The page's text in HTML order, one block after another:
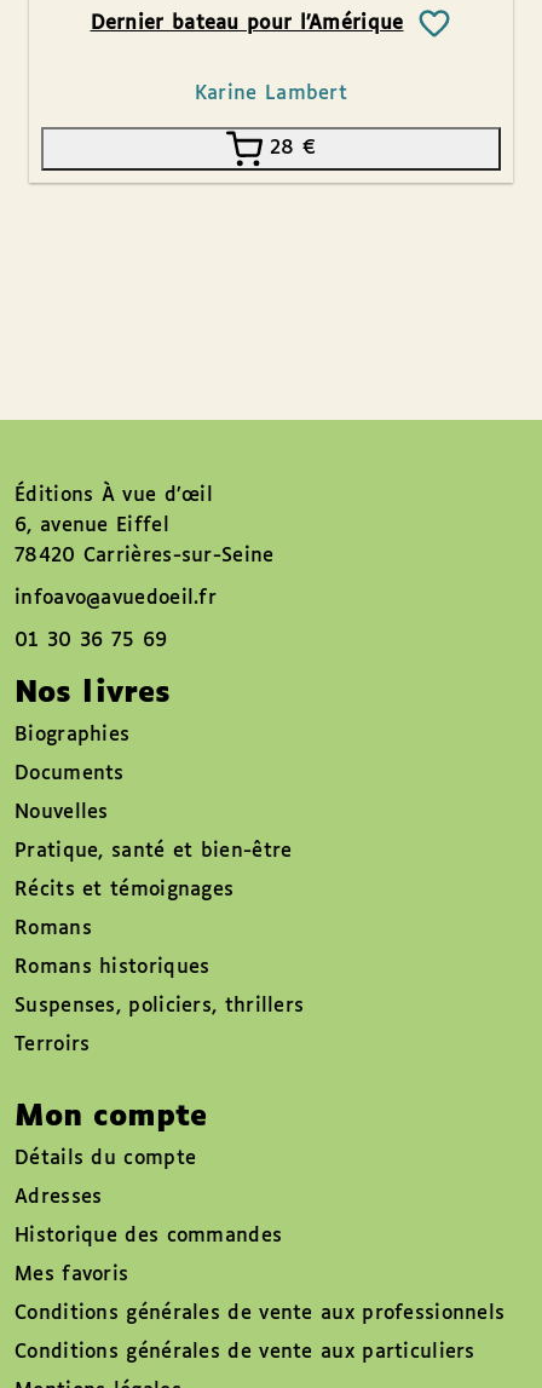
Dernier bateau pour l’Amérique
Karine Lambert
28 €
Éditions À vue d’œil
6, avenue Eiffel
78420 Carrières-sur-Seine
infoavo@avuedoeil.fr
01 30 36 75 69
Nos livres
Biographies
Documents
Nouvelles
Pratique, santé et bien-être
Récits et témoignages
Romans
Romans historiques
Suspenses, policiers, thrillers
Terroirs
Mon compte
Détails du compte
Adresses
Historique des commandes
Mes favoris
Conditions générales de vente aux professionnels
Conditions générales de vente aux particuliers